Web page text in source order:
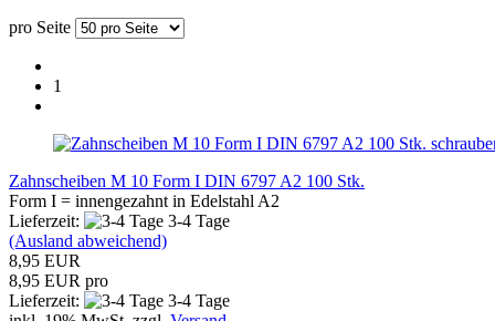
pro Seite
1
Zahnscheiben M 10 Form I DIN 6797 A2 100 Stk.
Form I = innengezahnt in Edelstahl A2
Lieferzeit:
3-4 Tage
(Ausland abweichend)
8,95 EUR
8,95 EUR pro
Lieferzeit:
3-4 Tage